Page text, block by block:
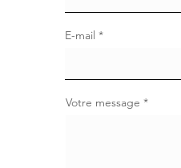
E-mail
Votre message